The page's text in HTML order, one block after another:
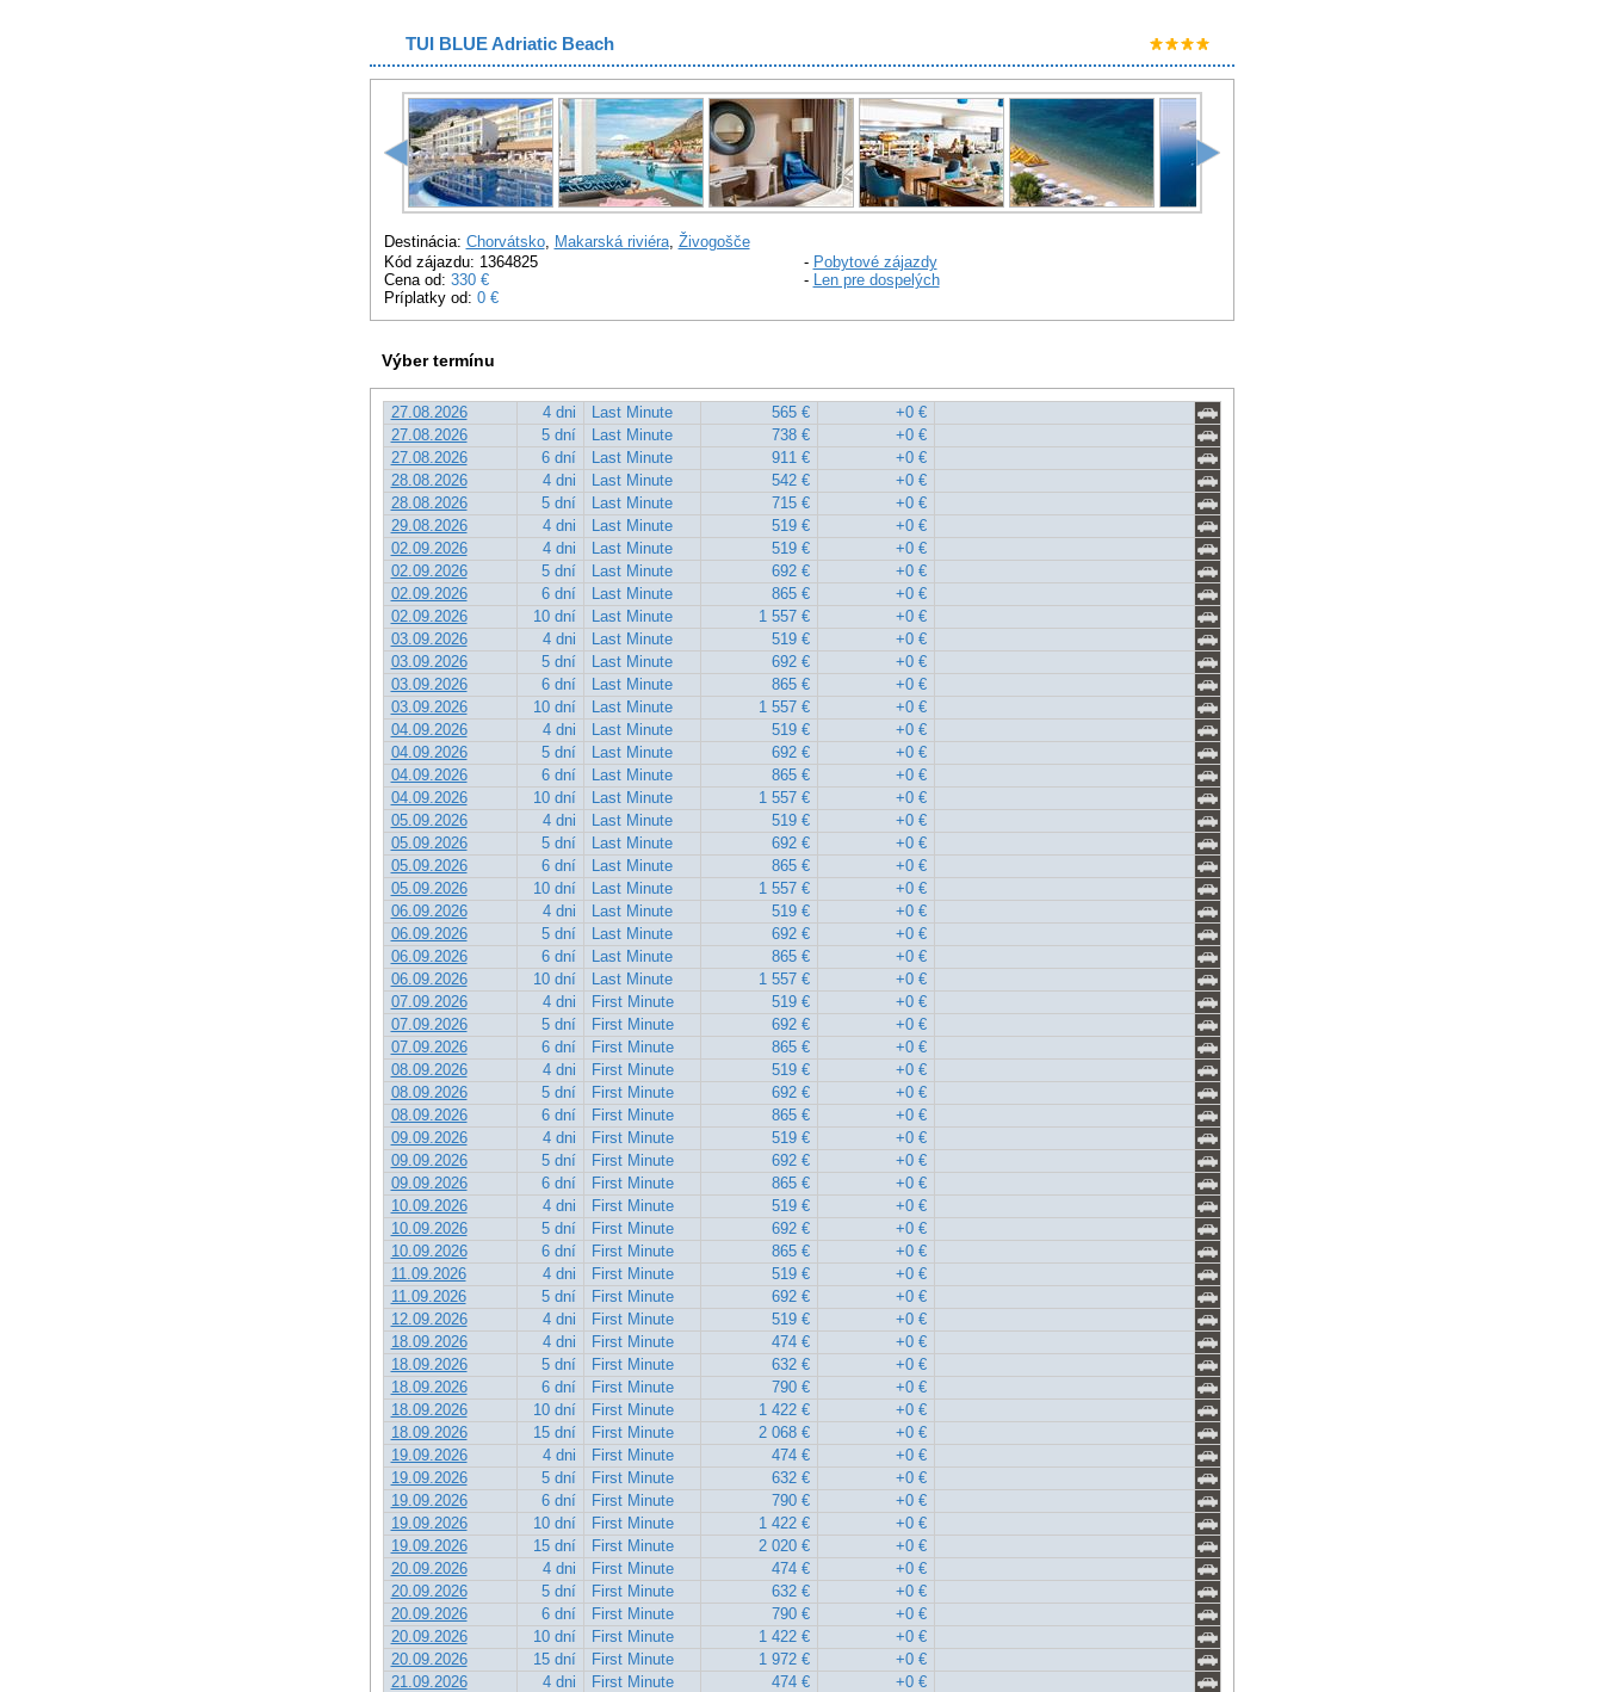
TUI BLUE Adriatic Beach
Destinácia: Chorvátsko, Makarská riviéra, Živogošče
Kód zájazdu: 1364825
Cena od: 330 €
Príplatky od: 0 €
- Pobytové zájazdy
- Len pre dospelých
Výber termínu
27.08.2026 4 dni Last Minute 565 €
+0 €
27.08.2026
5 dní Last Minute 738 €
+0 €
27.08.2026
6 dní Last Minute 911 €
+0 €
28.08.2026
4 dni Last Minute 542 €
+0 €
28.08.2026
5 dní Last Minute 715 €
+0 €
29.08.2026
4 dni Last Minute 519 €
+0 €
02.09.2026
4 dni Last Minute 519 €
+0 €
02.09.2026
5 dní Last Minute 692 €
+0 €
02.09.2026
6 dní Last Minute 865 €
+0 €
02.09.2026
10 dní Last Minute 1 557 €
+0 €
03.09.2026
4 dni Last Minute 519 €
+0 €
03.09.2026
5 dní Last Minute 692 €
+0 €
03.09.2026
6 dní Last Minute 865 €
+0 €
03.09.2026
10 dní Last Minute 1 557 €
+0 €
04.09.2026
4 dni Last Minute 519 €
+0 €
04.09.2026
5 dní Last Minute 692 €
+0 €
04.09.2026
6 dní Last Minute 865 €
+0 €
04.09.2026
10 dní Last Minute 1 557 €
+0 €
05.09.2026
4 dni Last Minute 519 €
+0 €
05.09.2026
5 dní Last Minute 692 €
+0 €
05.09.2026
6 dní Last Minute 865 €
+0 €
05.09.2026
10 dní Last Minute 1 557 €
+0 €
06.09.2026
4 dni Last Minute 519 €
+0 €
06.09.2026
5 dní Last Minute 692 €
+0 €
06.09.2026
6 dní Last Minute 865 €
+0 €
06.09.2026
10 dní Last Minute 1 557 €
+0 €
07.09.2026
4 dni First Minute 519 €
+0 €
07.09.2026
5 dní First Minute 692 €
+0 €
07.09.2026
6 dní First Minute 865 €
+0 €
08.09.2026
4 dni First Minute 519 €
+0 €
08.09.2026
5 dní First Minute 692 €
+0 €
08.09.2026
6 dní First Minute 865 €
+0 €
09.09.2026
4 dni First Minute 519 €
+0 €
09.09.2026
5 dní First Minute 692 €
+0 €
09.09.2026
6 dní First Minute 865 €
+0 €
10.09.2026
4 dni First Minute 519 €
+0 €
10.09.2026
5 dní First Minute 692 €
+0 €
10.09.2026
6 dní First Minute 865 €
+0 €
11.09.2026
4 dni First Minute 519 €
+0 €
11.09.2026
5 dní First Minute 692 €
+0 €
12.09.2026
4 dni First Minute 519 €
+0 €
18.09.2026
4 dni First Minute 474 €
+0 €
18.09.2026
5 dní First Minute 632 €
+0 €
18.09.2026
6 dní First Minute 790 €
+0 €
18.09.2026
10 dní First Minute 1 422 €
+0 €
18.09.2026
15 dní First Minute 2 068 €
+0 €
19.09.2026
4 dni First Minute 474 €
+0 €
19.09.2026
5 dní First Minute 632 €
+0 €
19.09.2026
6 dní First Minute 790 €
+0 €
19.09.2026
10 dní First Minute 1 422 €
+0 €
19.09.2026
15 dní First Minute 2 020 €
+0 €
20.09.2026
4 dni First Minute 474 €
+0 €
20.09.2026
5 dní First Minute 632 €
+0 €
20.09.2026
6 dní First Minute 790 €
+0 €
20.09.2026
10 dní First Minute 1 422 €
+0 €
20.09.2026
15 dní First Minute 1 972 €
+0 €
21.09.2026
4 dni First Minute 474 €
+0 €